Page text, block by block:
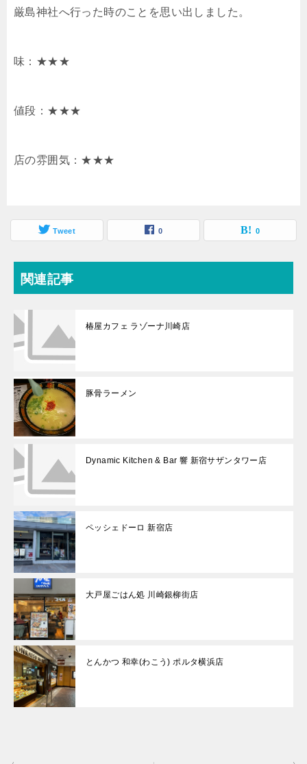
厳島神社へ行った時のことを思い出しました。
味：★★★
値段：★★★
店の雰囲気：★★★
Tweet 0 0
関連記事
椿屋カフェ ラゾーナ川崎店
豚骨ラーメン
Dynamic Kitchen & Bar 響 新宿サザンタワー店
ペッシェドーロ 新宿店
大戸屋ごはん処 川崎銀柳街店
とんかつ 和幸(わこう) ポルタ横浜店